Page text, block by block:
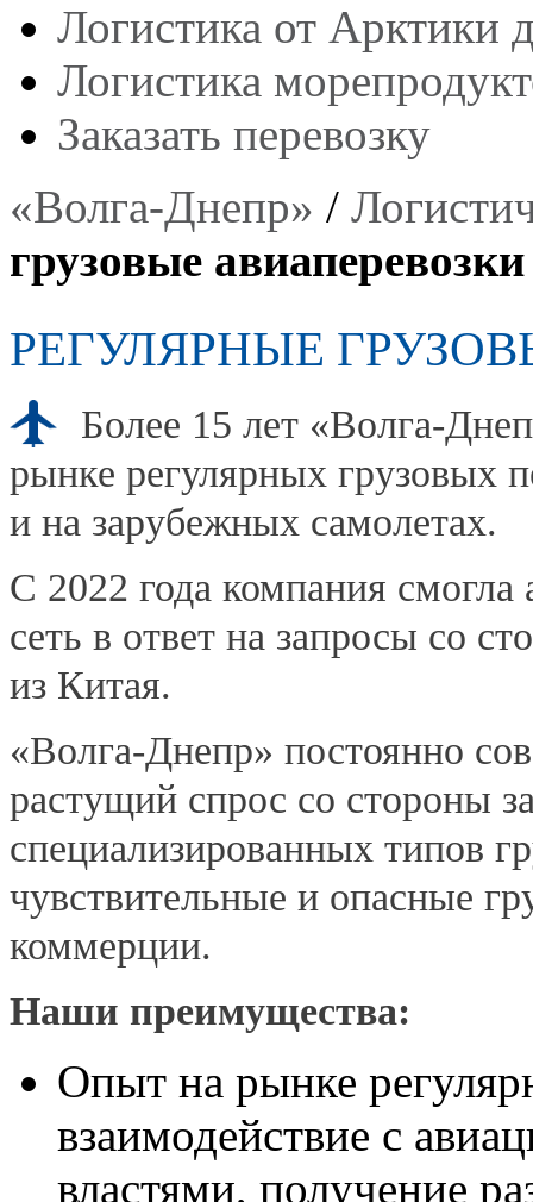
Логистика от Арктики
Логистика
Заказать перевозку
«Волга-Днепр» /
грузовые авиаперевозки
РЕГУЛЯРНЫЕ
Более 15 лет «Волга-
рынке регулярных грузовых
и на зарубежных самолетах.
С 2022 года компания
сеть в ответ на запросы со
из Китая.
«Волга-Днепр» постоянно
растущий спрос со стороны
специализированных типов
чувствительные и опасные
коммерции.
Наши преимущества:
Опыт на рынке
взаимодействие с
властями, получение